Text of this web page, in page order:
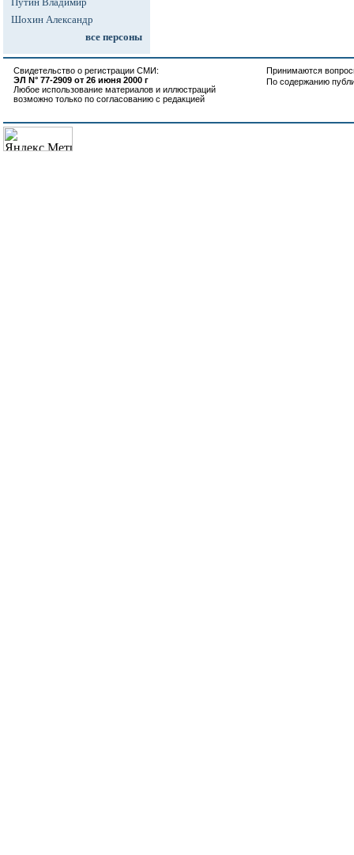
Шохин Александр
все персоны
Свидетельство о регистрации СМИ:
ЭЛ N° 77-2909 от 26 июня 2000 г
Любое использование материалов и иллюстраций
возможно только по согласованию с редакцией
Принимаются
По содержанию